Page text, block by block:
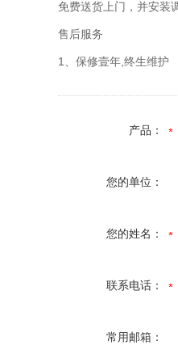
免费送货上门，并安装
售后服务
1、保修壹年,终生维护
产品：
您的单位：
您的姓名：
联系电话：
常用邮箱：